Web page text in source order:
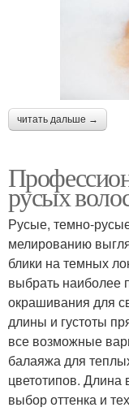
читать дальше →
русых
Русые, темно-
мелированию
блики на темных
выбрать наиболее
окрашивания для
длины и густоты
все возможные
балаяжа для
цветотипов. Длина
выбор оттенка и